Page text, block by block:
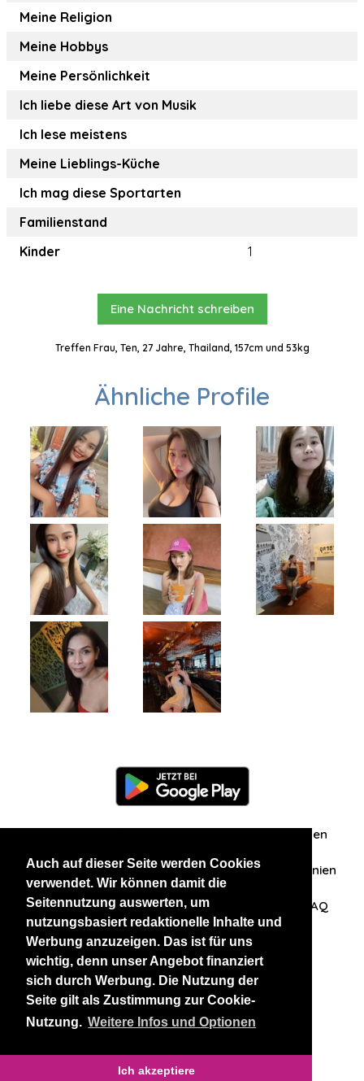
Auch auf dieser Seite werden Cookies
verwendet. Wir können damit die
Seitennutzung auswerten, um
nutzungsbasiert redaktionelle Inhalte und
Werbung anzuzeigen. Das ist für uns
wichtig, denn unser Angebot finanziert
sich durch Werbung. Die Nutzung der
Seite gilt als Zustimmung zur Cookie-
Nutzung. Weitere Infos und Optionen
Ich akzeptiere
Meine Religion
Meine Hobbys
Meine Persönlichkeit
Ich liebe diese Art von Musik
Ich lese meistens
Meine Lieblings-Küche
Ich mag diese Sportarten
Familienstand
Kinder
1
Eine Nachricht schreiben
Treffen Frau, Ten, 27 Jahre, Thailand, 157cm und 53kg
Ähnliche Profile
Zuschriften/Erfahrungen
Datenschutzerklärung AGB Datenschutzrichtlinien
Nehmen Sie Kontakt mit uns auf FAQ
Unsere anderen Websites
BlackAndBeauties RussianKisses